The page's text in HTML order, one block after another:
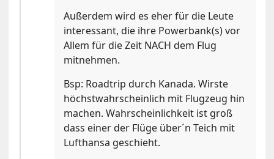
Außerdem wird es eher für die Leute
interessant, die ihre Powerbank(s) vor
Allem für die Zeit NACH dem Flug
mitnehmen.
Bsp: Roadtrip durch Kanada. Wirste
höchstwahrscheinlich mit Flugzeug hin
machen. Wahrscheinlichkeit ist groß
dass einer der Flüge über´n Teich mit
Lufthansa geschieht.